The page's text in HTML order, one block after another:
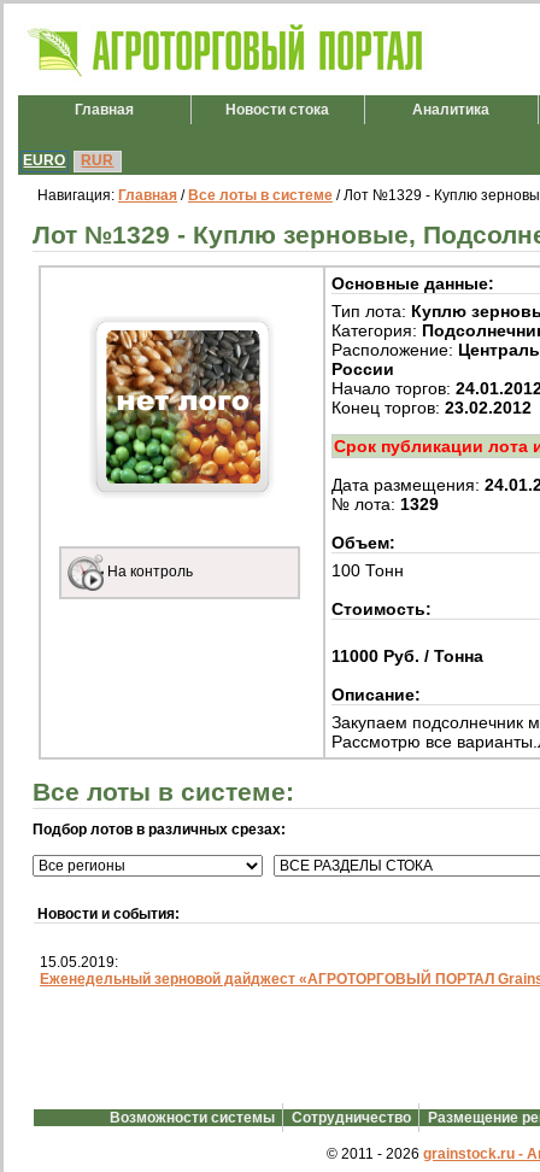
Главная Новости стока Аналитика
EURO RUR
Навигация: Главная / Все лоты в системе / Лот №1329 - Куплю
Лот №1329 - Куплю зерновые,
На контроль
Основные данные:
Тип лота: Куплю
Категория:
Расположение:
России
Начало торгов:
Конец торгов: 23.02.2012
Срок публикации лота
Дата размещения:
№ лота: 1329
Объем:
100 Тонн
Стоимость:
11000 Руб. / Тонна
Описание:
Закупаем подсолнечник
Рассмотрю все
Все лоты в системе:
Подбор лотов в различных срезах:
Новости и события:
15.05.2019:
Еженедельный зерновой дайджест «АГРОТОРГОВЫЙ ПОРТАЛ
Возможности системы Сотрудничество Размещение
© 2011 - 2026 grainstock.ru -